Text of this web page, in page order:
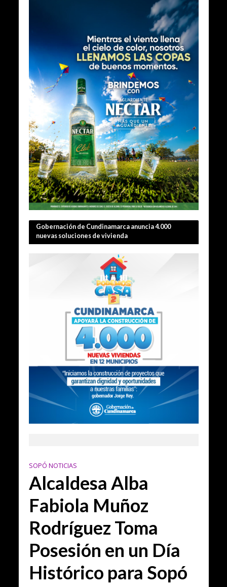
Gobernación de Cundinamarca anuncia 4.000
nuevas soluciones de vivienda
SOPÓ NOTICIAS
Alcaldesa Alba
Fabiola Muñoz
Rodríguez Toma
Posesión en un Día
Histórico para Sopó